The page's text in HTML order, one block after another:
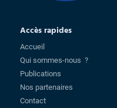
Accès rapides
Accueil
Qui sommes-nous ?
Publications
Nos partenaires
Contact